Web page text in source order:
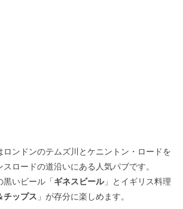
ロンドンのテムズ川とケニントン・ロードを
ロードの道沿いにある人気パブです。
黒いビール「ギネスビール」とイギリス料理
チップス 」が存分に楽しめます。